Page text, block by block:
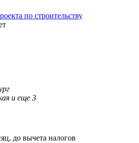
по строительству
и еще 3
до вычета налогов